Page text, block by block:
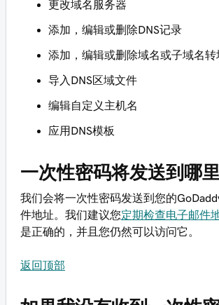
更改域名服务器
添加，编辑或删除DNS记录
添加，编辑或删除域名或子域名转
导入DNS区域文件
编辑自定义主机名
应用DNS模板
一次性密码将发送到哪
我们会将一次性密码发送到您的
件地址。我们建议您定期检查电子邮件
是正确的，并且您仍然可以访问它。
返回顶部